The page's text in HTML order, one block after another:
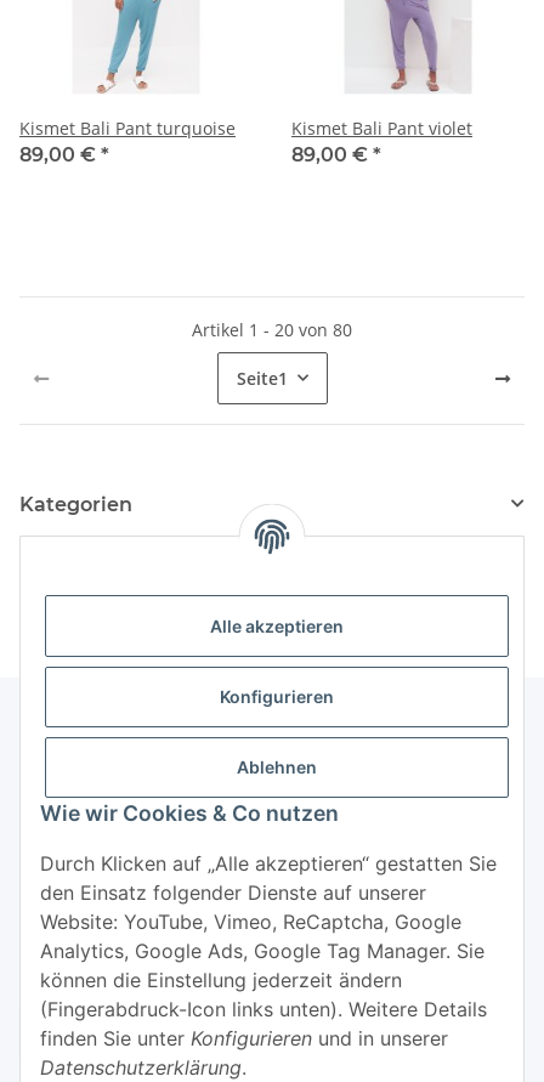
Alle akzeptieren
Konfigurieren
Ablehnen
Wie wir Cookies & Co nutzen
Durch Klicken auf „Alle akzeptieren“ gestatten Sie
den Einsatz folgender Dienste auf unserer
Website: YouTube, Vimeo, ReCaptcha, Google
Analytics, Google Ads, Google Tag Manager. Sie
können die Einstellung jederzeit ändern
(Fingerabdruck-Icon links unten). Weitere Details
finden Sie unter Konfigurieren und in unserer
Datenschutzerklärung.
Kismet Bali Pant turquoise
89,00 € *
Kismet Bali Pant violet
89,00 € *
Artikel 1 - 20 von 80
Seite1
Kategorien
Mehr über
Widerrufsbutton
* Alle Preise inkl. gesetzlicher USt., zzgl.